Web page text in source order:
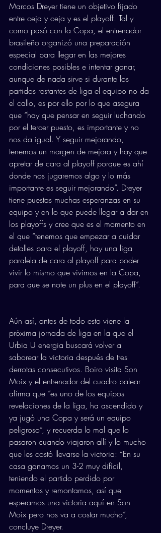
Marcos Dreyer tiene un objetivo fijado
entre ceja y ceja y es el playoff. Tal y
como pasó con la Copa, el entrenador
brasileño organizó una preparación
especial para llegar en las mejores
condiciones posibles e intentar ganar,
aunque de nada sirve si durante los
partidos restantes de liga el equipo no da
el callo, es por ello por lo que asegura
que “hay que pensar en seguir luchando
por el tercer puesto, es importante y no
nos da igual. Y seguir mejorando,
tenemos un margen de mejora y hay que
apretar de cara al playoff porque es ahí
donde nos jugaremos algo y lo más
importante es seguir mejorando”. Dreyer
tiene puestas muchas esperanzas en su
equipo y en lo que puede llegar a dar en
los playoffs y cree que es el momento en
el que “tenemos que empezar a cuidar
detalles para el playoff, hay una liga
paralela de cara al playoff para poder
vivir lo mismo que vivimos en la Copa,
para que se note un plus en el playoff”.
Aún así, antes de todo esto viene la
próxima jornada de liga en la que el
Urbia U energia buscará volver a
saborear la victoria después de tres
derrotas consecutivos. Boiro visita Son
Moix y el entrenador del cuadro balear
afirma que “es uno de los equipos
revelaciones de la liga, ha ascendido y
ya jugó una Copa y será un equipo
peligroso”, y recuerda lo mal que lo
pasaron cuando viajaron allí y lo mucho
que les costó llevarse la victoria: “En su
casa ganamos un 3-2 muy difícil,
teniendo el partido perdido por
momentos y remontamos, así que
esperamos una victoria aquí en Son
Moix pero nos va a costar mucho”,
concluye Dreyer.